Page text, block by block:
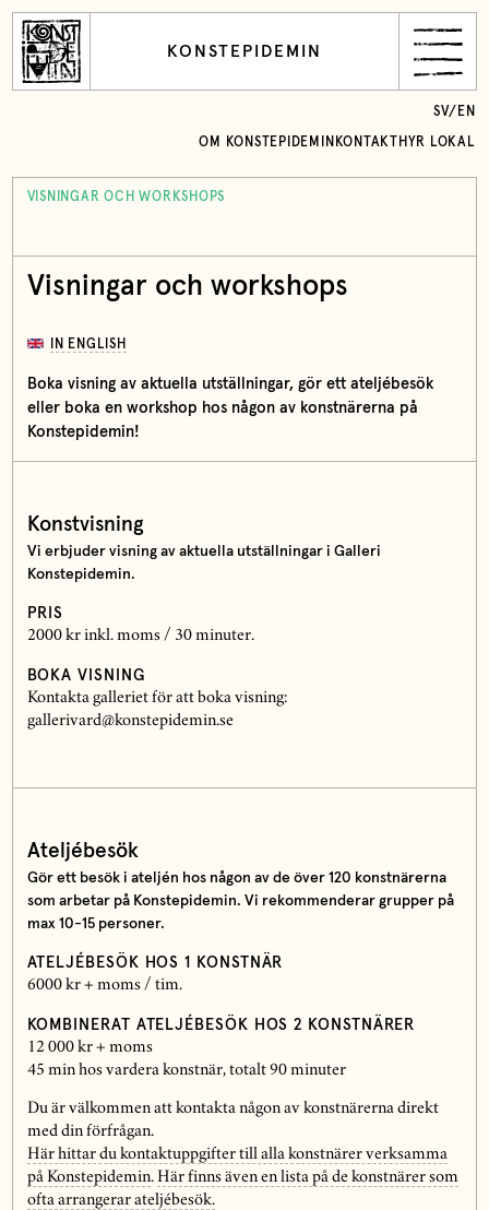
KONSTEPIDEMIN
OM KONSTEPIDEMIN KONTAKT HYR LOKAL
SV/ EN
VISNINGAR OCH WORKSHOPS
Visningar och workshops
IN ENGLISH
Boka visning av aktuella utställningar, gör ett ateljébesök
eller boka en workshop hos någon av konstnärerna på
Konstepidemin!
Konstvisning
Vi erbjuder visning av aktuella utställningar i Galleri
Konstepidemin.
PRIS
2000 kr inkl. moms / 30 minuter.
BOKA VISNING
Kontakta galleriet för att boka visning:
gallerivard@konstepidemin.se
Ateljébesök
Gör ett besök i ateljén hos någon av de över 120 konstnärerna
som arbetar på Konstepidemin. Vi rekommenderar grupper på
max 10-15 personer.
ATELJÉBESÖK HOS 1 KONSTNÄR
6000 kr + moms / tim.
KOMBINERAT ATELJÉBESÖK HOS 2 KONSTNÄRER
12 000 kr + moms
45 min hos vardera konstnär, totalt 90 minuter
Du är välkommen att kontakta någon av konstnärerna direkt
med din förfrågan.
Här hittar du kontaktuppgifter till alla konstnärer verksamma
på Konstepidemin. Här finns även en lista på de konstnärer som
ofta arrangerar ateljébesök.